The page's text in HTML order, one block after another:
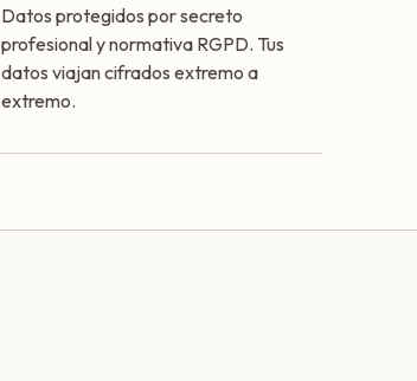
Datos protegidos por secreto
profesional y normativa RGPD. Tus
datos viajan cifrados extremo a
extremo.